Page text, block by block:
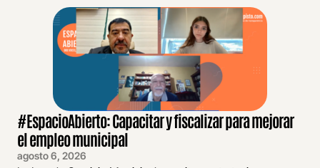
#EspacioAbierto: Capacitar y fiscalizar para mejorar
el empleo municipal
agosto 6, 2026